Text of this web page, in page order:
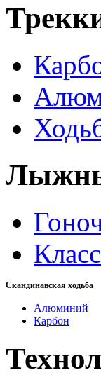
Скандинавская ходьба
Алюминий
Карбон